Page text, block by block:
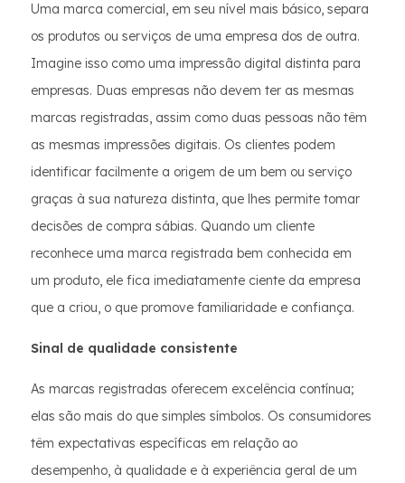
Uma marca comercial, em seu nível mais básico, separa
os produtos ou serviços de uma empresa dos de outra.
Imagine isso como uma impressão digital distinta para
empresas. Duas empresas não devem ter as mesmas
marcas registradas, assim como duas pessoas não têm
as mesmas impressões digitais. Os clientes podem
identificar facilmente a origem de um bem ou serviço
graças à sua natureza distinta, que lhes permite tomar
decisões de compra sábias. Quando um cliente
reconhece uma marca registrada bem conhecida em
um produto, ele fica imediatamente ciente da empresa
que a criou, o que promove familiaridade e confiança.
Sinal de qualidade consistente
As marcas registradas oferecem excelência contínua;
elas são mais do que simples símbolos. Os consumidores
têm expectativas específicas em relação ao
desempenho, à qualidade e à experiência geral de um